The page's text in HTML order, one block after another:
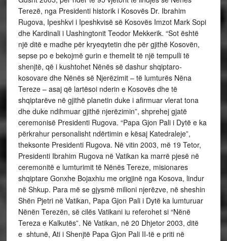
Terezë, nga Presidenti historik i Kosovës Dr. Ibrahim
Rugova, Ipeshkvi i Ipeshkvisë së Kosovës Imzot Mark Sopi
dhe Kardinali i Uashingtonit Teodor Mekkerik. “Sot është
një ditë e madhe për kryeqytetin dhe për gjithë Kosovën,
sepse po e bekojmë gurin e themelit të një tempulli të
shenjtë, që i kushtohet Nënës së dashur shqiptaro-
kosovare dhe Nënës së Njerëzimit – të lumturës Nëna
Tereze – asaj që lartësoi nderin e Kosovës dhe të
shqiptarëve në gjithë planetin duke i afirmuar vlerat tona
dhe duke ndihmuar gjithë njerëzimin”, shprehej gjatë
ceremonisë Presidenti Rugova. “Papa Gjon Pali i Dytë e ka
përkrahur personalisht ndërtimin e kësaj Katedraleje”,
theksonte Presidenti Rugova. Në vitin 2003, më 19 Tetor,
Presidenti Ibrahim Rugova në Vatikan ka marrë pjesë në
ceremonitë e lumturimit të Nënës Tereze, misionares
shqiptare Gonxhe Bojaxhiu me origjinë nga Kosova, lindur
në Shkup. Para më se gjysmë milioni njerëzve, në sheshin
Shën Pjetri në Vatikan, Papa Gjon Pali i Dytë ka lumturuar
Nënën Terezën, së cilës Vatikani iu referohet si “Nënë
Tereza e Kalkutës”. Në Vatikan, në 20 Dhjetor 2003, ditë
e shtunë, Ati i Shenjtë Papa Gjon Pali II-të e priti në